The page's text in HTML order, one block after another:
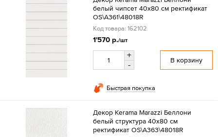
белый чипсет 40x80 см ректификат
OS\A361\48018R
Код товара: 162102
1'570 р./шт
+
-
В корзину
Быстрая покупка
Декор Kerama Marazzi Беллони
белый структура 40x80 см
ректификат OS\A363\48018R